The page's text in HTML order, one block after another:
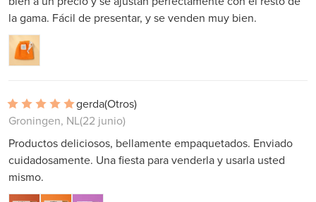
la gama. Fácil de presentar, y se venden muy bien.
gerda(Otros)
Groningen, NL(22 junio)
Productos deliciosos, bellamente empaquetados. Enviado
cuidadosamente. Una fiesta para venderla y usarla usted
mismo.